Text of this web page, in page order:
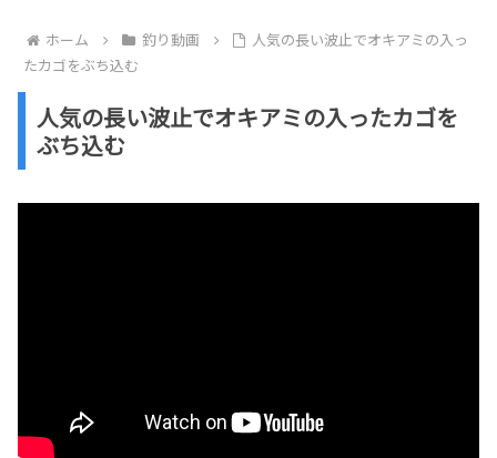
ホーム 釣り動画
人気の長い波止でオキアミの入っ
たカゴをぶち込む
人気の長い波止でオキアミの入ったカゴを
ぶち込む